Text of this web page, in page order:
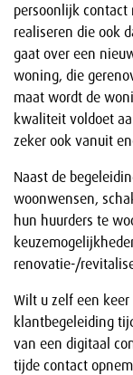
persoonlijk
realiseren die ook
gaat over een
woning, die
maat wordt de
kwaliteit voldoet
zeker ook vanuit
Naast de
woonwensen,
hun huurders te
renovatie-/
Wilt u zelf een
klantbegeleiding
van een digitaal
tijde contact